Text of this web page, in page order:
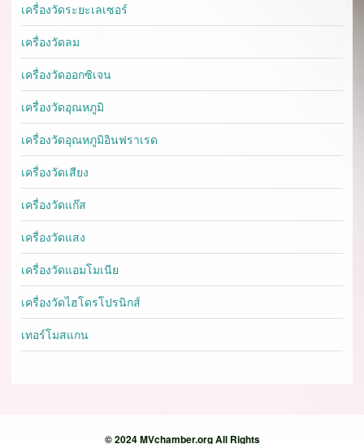
เครื่องวัดระยะเลเซอร์
เครื่องวัดลม
เครื่องวัดออกซิเจน
เครื่องวัดอุณหภูมิ
เครื่องวัดอุณหภูมิอินฟราเรด
เครื่องวัดเสียง
เครื่องวัดแก๊ส
เครื่องวัดแสง
เครื่องวัดแอมโมเนีย
เครื่องวัดไฮโดรโปรนิกส์
เทอร์โมสแกน
© 2024 MVchamber.org All Rights